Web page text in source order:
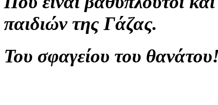
παιδιών της Γάζας.
Του σφαγείου του